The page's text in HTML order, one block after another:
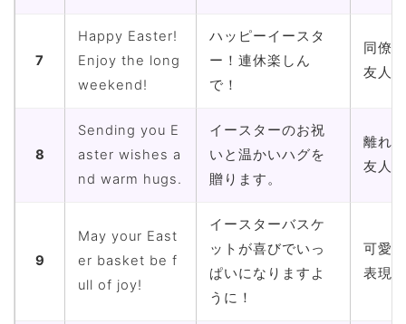
7
Happy Easter!
Enjoy the long
weekend!
ハッピーイースタ
ー！連休楽しん
で！
同僚・
友人
8
Sending you E
aster wishes a
nd warm hugs.
イースターのお祝
いと温かいハグを
贈ります。
離れた
友人へ
9
May your East
er basket be f
ull of joy!
イースターバスケ
ットが喜びでいっ
ぱいになりますよ
うに！
可愛い
表現